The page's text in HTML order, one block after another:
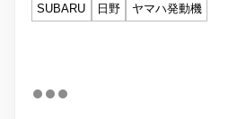
SUBARU
日野 ヤマハ発動機